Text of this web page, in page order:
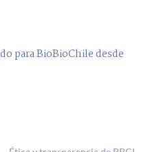
para BioBioChile desde